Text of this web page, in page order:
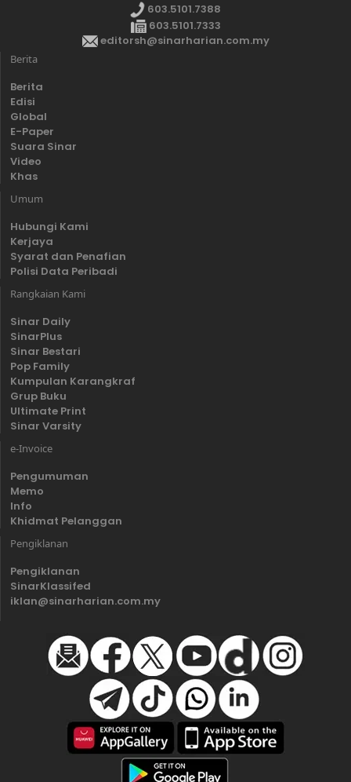
603.5101.7388
603.5101.7333
editorsh@sinarharian.com.my
Berita
Berita
Edisi
Global
E-Paper
Suara Sinar
Video
Khas
Umum
Hubungi Kami
Kerjaya
Syarat dan Penafian
Polisi Data Peribadi
Rangkaian Kami
Sinar Daily
SinarPlus
Sinar Bestari
Pop Family
Kumpulan Karangkraf
Grup Buku
Ultimate Print
Sinar Varsity
e-Invoice
Pengumuman
Memo
Info
Khidmat Pelanggan
Pengiklanan
Pengiklanan
SinarKlassifed
iklan@sinarharian.com.my